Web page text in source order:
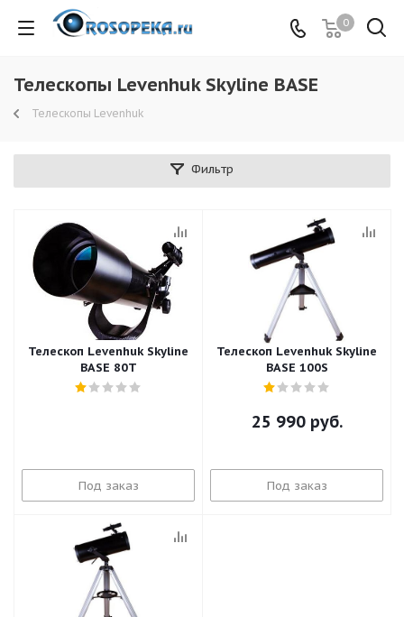
0
Телескопы Levenhuk Skyline BASE
Телескопы Levenhuk
Фильтр
Телескоп Levenhuk Skyline
BASE 80T
Под заказ
Телескоп Levenhuk Skyline
BASE 100S
25 990руб.
Под заказ